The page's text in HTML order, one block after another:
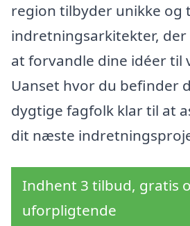
region tilbyder unikke og
indretningsarkitekter,
at forvandle dine idéer til
Uanset hvor du befinder
dygtige fagfolk klar til at
dit næste
Indhent 3 tilbud, gratis
uforpligtende